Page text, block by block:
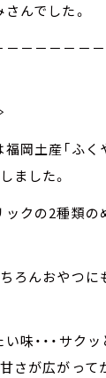
んでした。
－－－－－－
岡土産「ふ
ました。
ックの2種類
ろんおやつ
味・・・サク
さが広がって